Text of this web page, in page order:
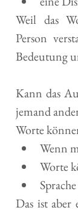
Weil das
Person
Bedeutung
Kann das
jemand
Worte
Wenn
Worte
Das ist